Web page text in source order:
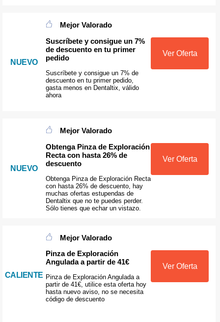
NUEVO
Mejor Valorado
Suscríbete y consigue un 7%
de descuento en tu primer
pedido
Suscríbete y consigue un 7% de
descuento en tu primer pedido,
gasta menos en Dentaltix, válido
ahora
Ver Oferta
NUEVO
Mejor Valorado
Obtenga Pinza de Exploración
Recta con hasta 26% de
descuento
Obtenga Pinza de Exploración Recta
con hasta 26% de descuento, hay
muchas ofertas estupendas de
Dentaltix que no te puedes perder.
Sólo tienes que echar un vistazo.
Ver Oferta
CALIENTE
Mejor Valorado
Pinza de Exploración
Angulada a partir de 41€
Pinza de Exploración Angulada a
partir de 41€, utilice esta oferta hoy
hasta nuevo aviso, no se necesita
código de descuento
Ver Oferta